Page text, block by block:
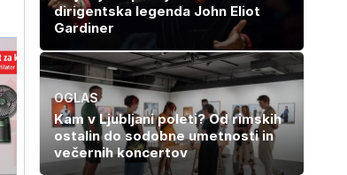
dirigentska legenda John Eliot
Gardiner
OGLAS
Kam v Ljubljani poleti? Od rimskih
ostalin do sodobne umetnosti in
večernih koncertov